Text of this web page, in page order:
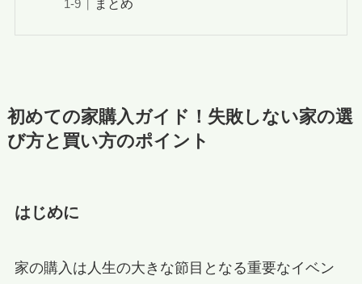
初めての家購入ガイド！失敗しない家の選
び方と買い方のポイント
はじめに
家の購入は人生の大きな節目となる重要なイベン